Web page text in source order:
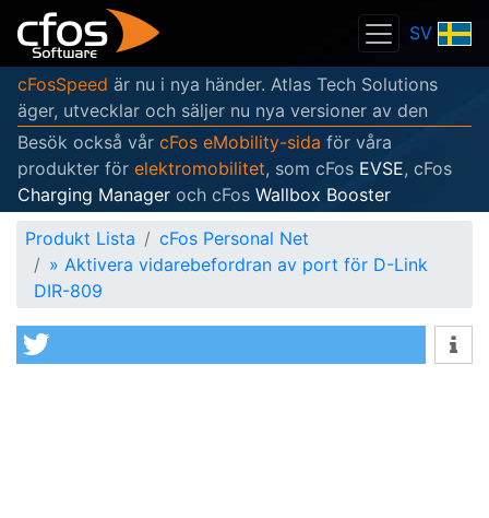
SV
cFosSpeed är nu i nya händer. Atlas Tech Solutions
äger, utvecklar och säljer nu nya versioner av den
Besök också vår cFos eMobility-sida för våra
produkter för elektromobilitet, som cFos EVSE, cFos
Charging Manager och cFos Wallbox Booster
Produkt Lista
cFos Personal Net
» Aktivera vidarebefordran av port för D-Link
DIR-809